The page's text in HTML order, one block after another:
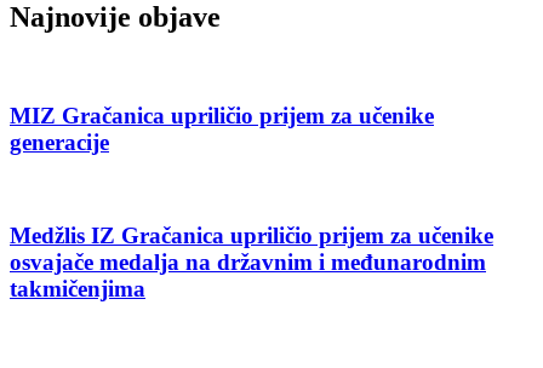
Najnovije objave
MIZ Gračanica upriličio prijem za učenike
generacije
Medžlis IZ Gračanica upriličio prijem za učenike
osvajače medalja na državnim i međunarodnim
takmičenjima